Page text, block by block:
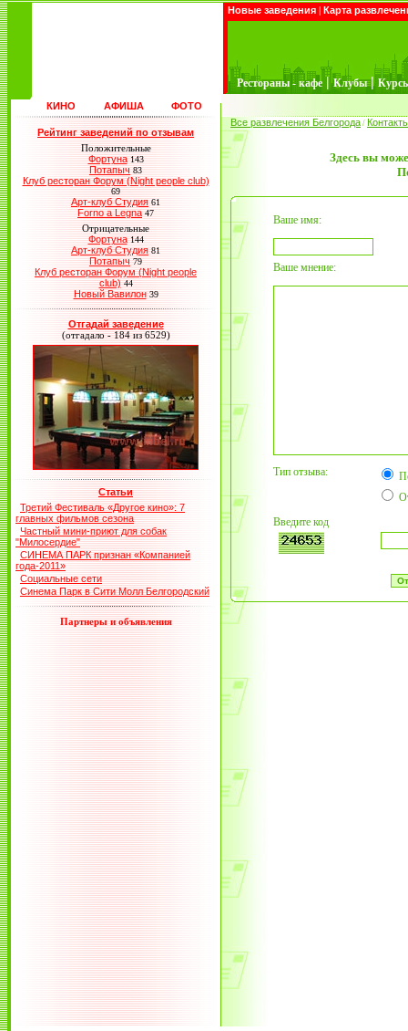
Новые заведения | Карта
Рестораны - кафе | Клубы |
КИНО АФИША ФОТО
Рейтинг заведений по отзывам
Положительные
Фортуна 143
Потапыч 83
Клуб ресторан Форум (Night people club)
69
Арт-клуб Студия 61
Forno a Legna 47
Отрицательные
Фортуна 144
Арт-клуб Студия 81
Потапыч 79
Клуб ресторан Форум (Night people
club) 44
Новый Вавилон 39
Отгадай заведение
(отгадало - 184 из 6529)
Статьи
Третий Фестиваль «Другое кино»: 7
главных фильмов сезона
Частный мини-приют для собак
"Милосердие"
СИНЕМА ПАРК признан «Компанией
года-2011»
Социальные сети
Синема Парк в Сити Молл Белгородский
Партнеры и объявления
Все развлечения Белгорода /
Здесь вы
Ваше имя:
Ваше мнение:
Тип отзыва:
Введите код